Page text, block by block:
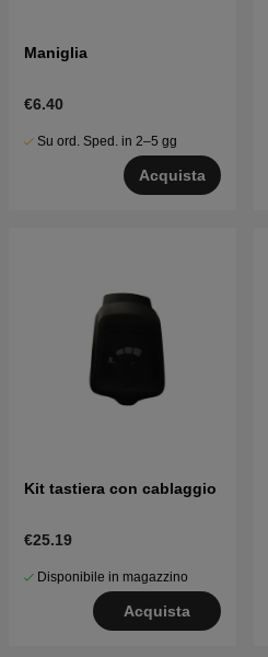
Maniglia
€6.40
Su ord. Sped. in 2–5 gg
Acquista
Kit tastiera con cablaggio
€25.19
Disponibile in magazzino
Acquista